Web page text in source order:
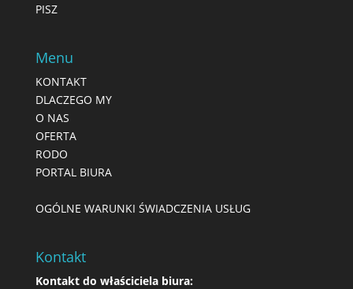
PISZ
Menu
KONTAKT
DLACZEGO MY
O NAS
OFERTA
RODO
PORTAL BIURA
OGÓLNE WARUNKI ŚWIADCZENIA USŁUG
Kontakt
Kontakt do właściciela biura: